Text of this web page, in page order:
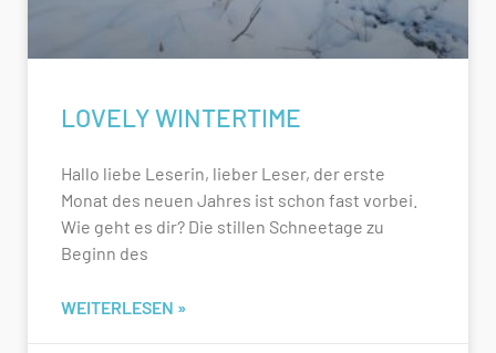
LOVELY WINTERTIME
Hallo liebe Leserin, lieber Leser, der erste
Monat des neuen Jahres ist schon fast vorbei.
Wie geht es dir? Die stillen Schneetage zu
Beginn des
WEITERLESEN »